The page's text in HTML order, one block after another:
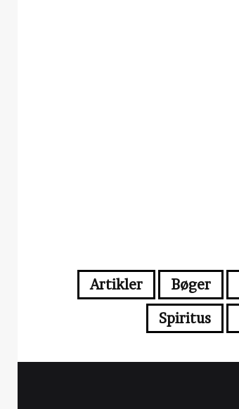
Artikler Bøger
Spiritus